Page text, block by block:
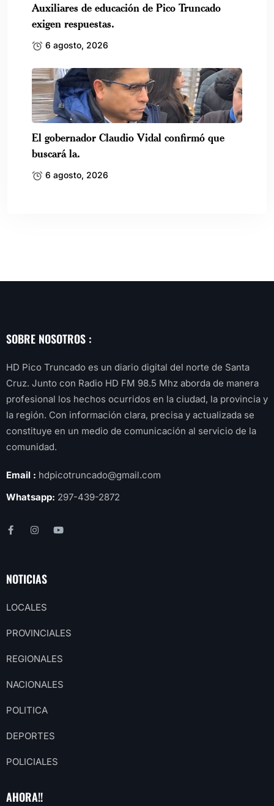
Auxiliares de educación de Pico Truncado
exigen respuestas.
6 agosto, 2026
El gobernador Claudio Vidal confirmó que
buscará la.
6 agosto, 2026
SOBRE NOSOTROS :
HD Pico Truncado es un diario digital del norte de Santa
Cruz. Junto con Radio HD FM 98.5 Mhz aborda de manera
profesional los hechos ocurridos en la ciudad, la provincia y
la región. Con información clara, precisa y actualizada se
constituye en un medio de comunicación al servicio de la
comunidad.
Email : hdpicotruncado@gmail.com
Whatsapp: 297-439-2872
NOTICIAS
LOCALES
PROVINCIALES
REGIONALES
NACIONALES
POLITICA
DEPORTES
POLICIALES
AHORA!!